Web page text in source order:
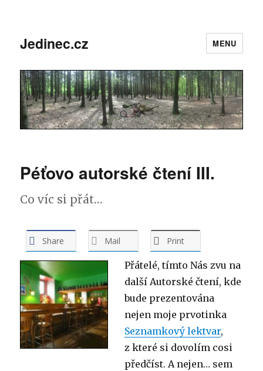
Jedinec.cz MENU
Péťovo autorské čtení III.
Co víc si přát…
Share Mail Print
Přátelé, tímto Nás zvu na
další Autorské čtení, kde
bude prezentována
nejen moje prvotinka
Seznamkový lektvar,
z které si dovolím cosi
předčíst. A nejen… sem